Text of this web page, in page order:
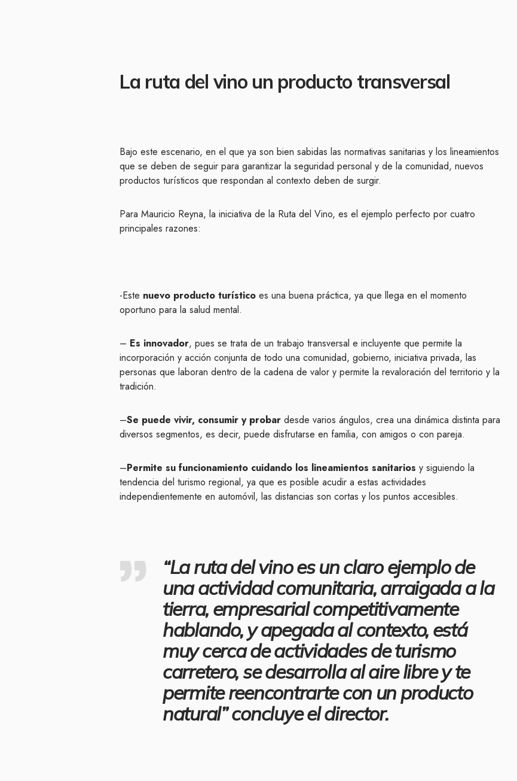
La ruta del vino un producto transversal
Bajo este escenario, en el que ya son bien sabidas las normativas sanitarias y los lineamientos
que se deben de seguir para garantizar la seguridad personal y de la comunidad, nuevos
productos turísticos que respondan al contexto deben de surgir.
Para Mauricio Reyna, la iniciativa de la Ruta del Vino, es el ejemplo perfecto por cuatro
principales razones:
-Este nuevo producto turístico es una buena práctica, ya que llega en el momento
oportuno para la salud mental.
– Es innovador, pues se trata de un trabajo transversal e incluyente que permite la
incorporación y acción conjunta de todo una comunidad, gobierno, iniciativa privada, las
personas que laboran dentro de la cadena de valor y permite la revaloración del territorio y la
tradición.
–Se puede vivir, consumir y probar desde varios ángulos, crea una dinámica distinta para
diversos segmentos, es decir, puede disfrutarse en familia, con amigos o con pareja.
–Permite su funcionamiento cuidando los lineamientos sanitarios y siguiendo la
tendencia del turismo regional, ya que es posible acudir a estas actividades
independientemente en automóvil, las distancias son cortas y los puntos accesibles.
“La ruta del vino es un claro ejemplo de
una actividad comunitaria, arraigada a la
tierra, empresarial competitivamente
hablando, y apegada al contexto, está
muy cerca de actividades de turismo
carretero, se desarrolla al aire libre y te
permite reencontrarte con un producto
natural” concluye el director.